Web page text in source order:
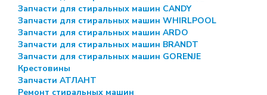
Запчасти для стиральных машин CANDY
Запчасти для стиральных машин WHIRLPOOL
Запчасти для стиральных машин ARDO
Запчасти для стиральных машин BRANDT
Запчасти для стиральных машин GORENJE
Крестовины
Запчасти АТЛАНТ
Ремонт стиральных машин